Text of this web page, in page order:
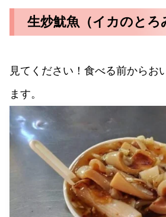
生炒魷魚（イカのとろ
見てください！食べる前からお
ます。